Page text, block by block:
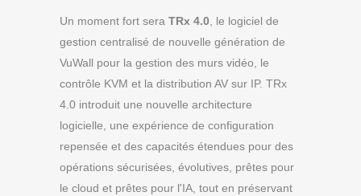
Un moment fort sera TRx 4.0, le logiciel de
gestion centralisé de nouvelle génération de
VuWall pour la gestion des murs vidéo, le
contrôle KVM et la distribution AV sur IP. TRx
4.0 introduit une nouvelle architecture
logicielle, une expérience de configuration
repensée et des capacités étendues pour des
opérations sécurisées, évolutives, prêtes pour
le cloud et prêtes pour l'IA, tout en préservant